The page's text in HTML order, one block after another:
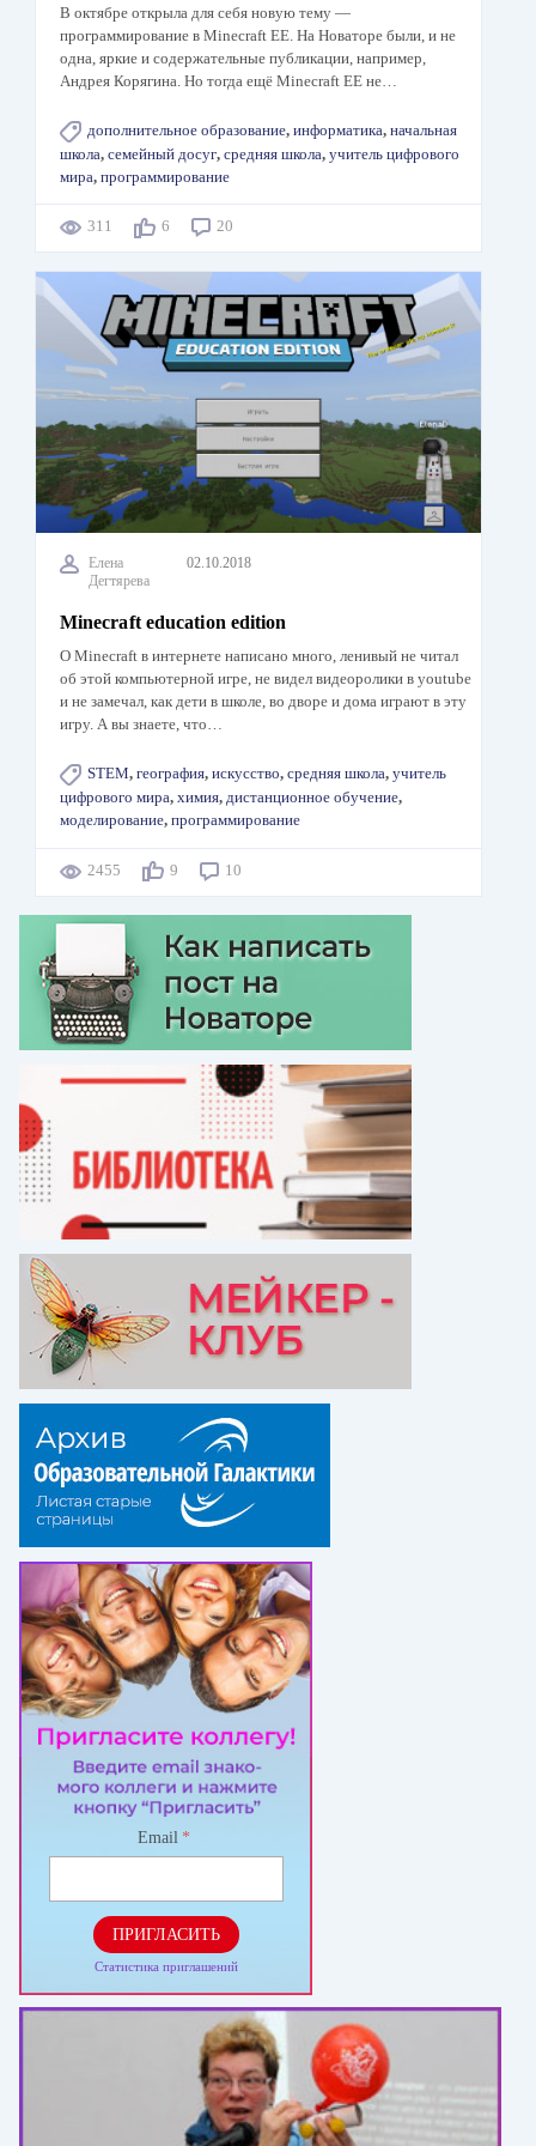
В октябре открыла для себя новую тему —
программирование в Minecraft EE. На Новаторе были, и не
одна, яркие и содержательные публикации, например,
Андрея Корягина. Но тогда ещё Minecraft EE не…
дополнительное образование, информатика, начальная
школа, семейный досуг, средняя школа, учитель цифрового
мира, программирование
311 6 20
Елена
Дегтярева
02.10.2018
Minecraft education edition
О Minecraft в интернете написано много, ленивый не читал
об этой компьютерной игре, не видел видеоролики в youtube
и не замечал, как дети в школе, во дворе и дома играют в эту
игру. А вы знаете, что…
STEM, география, искусство, средняя школа, учитель
цифрового мира, химия, дистанционное обучение,
моделирование, программирование
2455 9 10
Email *
ПРИГЛАСИТЬ
Статистика приглашений